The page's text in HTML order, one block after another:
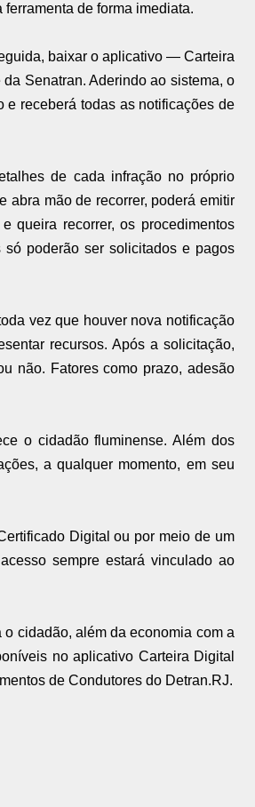
de forma imediata.
baixar o aplicativo — Carteira
Senatran. Aderindo ao sistema, o
receberá todas as notificações de
de cada infração no próprio
abra mão de recorrer, poderá emitir
queira recorrer, os procedimentos
poderão ser solicitados e pagos
vez que houver nova notificação
recursos. Após a solicitação,
não. Fatores como prazo, adesão
o cidadão fluminense. Além dos
a qualquer momento, em seu
Digital ou por meio de um
sempre estará vinculado ao
cidadão, além da economia com a
no aplicativo Carteira Digital
de Condutores do Detran.RJ.